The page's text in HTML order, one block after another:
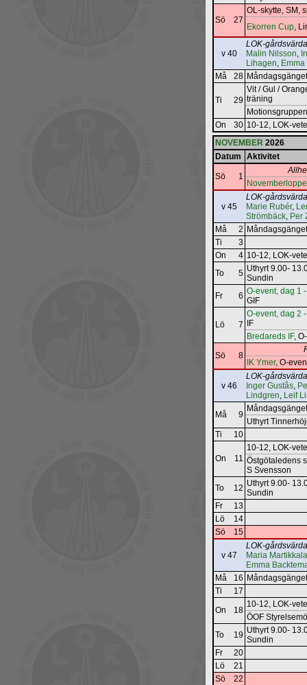
Sö 27
OL-skytte, SM,
Ekorren Cup,
v 40
LOK-
Malin Nilsson,
Lihagen,
Må
28
Ti 29
Vit / Gul /
träning
On
30 10-12,
NOVEMBER 2026
Datum
Aktivitet
Sö 1
v 45
LOK-
Marie Rubér,
Strömbäck, Per
Må
2
Ti
3
On
4 10-12,
To
5 Uthyrt 9.00-
Sundin
Fr
6 O-event, dag 1
GIF
Lö 7
O-event, dag 2
IF
Bredareds IF,
Sö
8
IK Ymer, O-
v 46
LOK-
Inger Gustås,
Lindgren, Leif
Må
9
Uthyrt
Ti
10
On 11
10-12,
Östgötaledens
S Svensson
To
12 Uthyrt 9.00-
Sundin
Fr
13
Lö
14
Sö
15
v 47
LOK-
Maria Martikkala
Emma
Må
16
Ti
17
On
18
10-12,
ÖOF
To
19 Uthyrt 9.00-
Sundin
Fr
20
Lö
21
Sö
22